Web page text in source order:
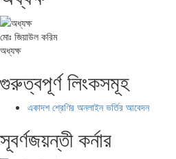
মোঃ জিয়াউল করিম
অধ্যক্ষ
গুরুত্বপূর্ণ লিংকসমূহ
একাদশ শ্রেণির অনলাইন ভর্তির আবেদন
সূবর্ণজয়ন্তী কর্নার